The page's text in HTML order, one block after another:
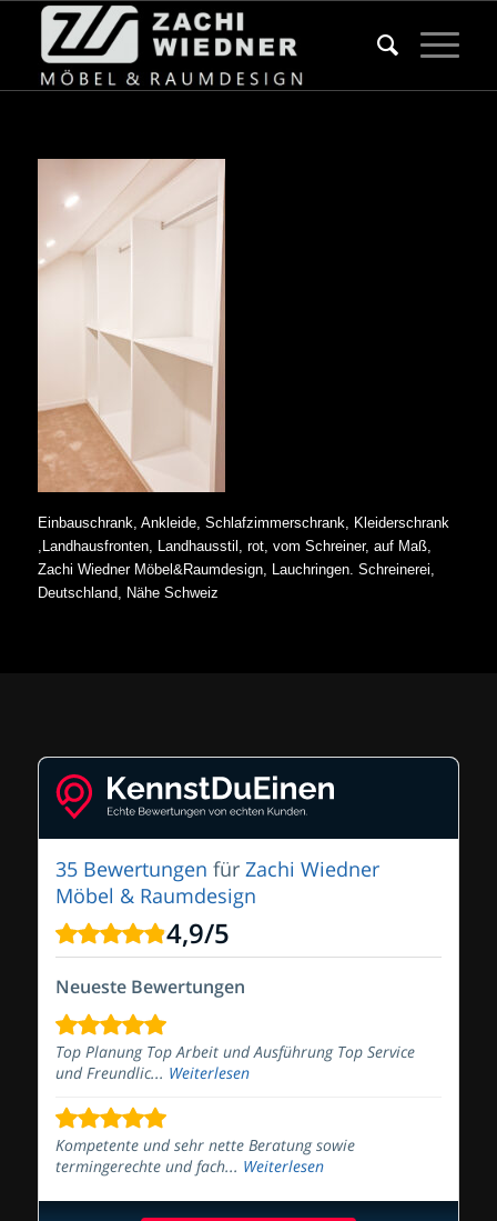
Einbauschrank, Ankleide, Schlafzimmerschrank, Kleiderschrank
,Landhausfronten, Landhausstil, rot, vom Schreiner, auf Maß,
Zachi Wiedner Möbel&Raumdesign, Lauchringen. Schreinerei,
Deutschland, Nähe Schweiz
35 Bewertungen für Zachi Wiedner
Möbel & Raumdesign
4,9/5
Neueste Bewertungen
Top Planung Top Arbeit und Ausführung Top Service
und Freundlic... Weiterlesen
Kompetente und sehr nette Beratung sowie
termingerechte und fach... Weiterlesen